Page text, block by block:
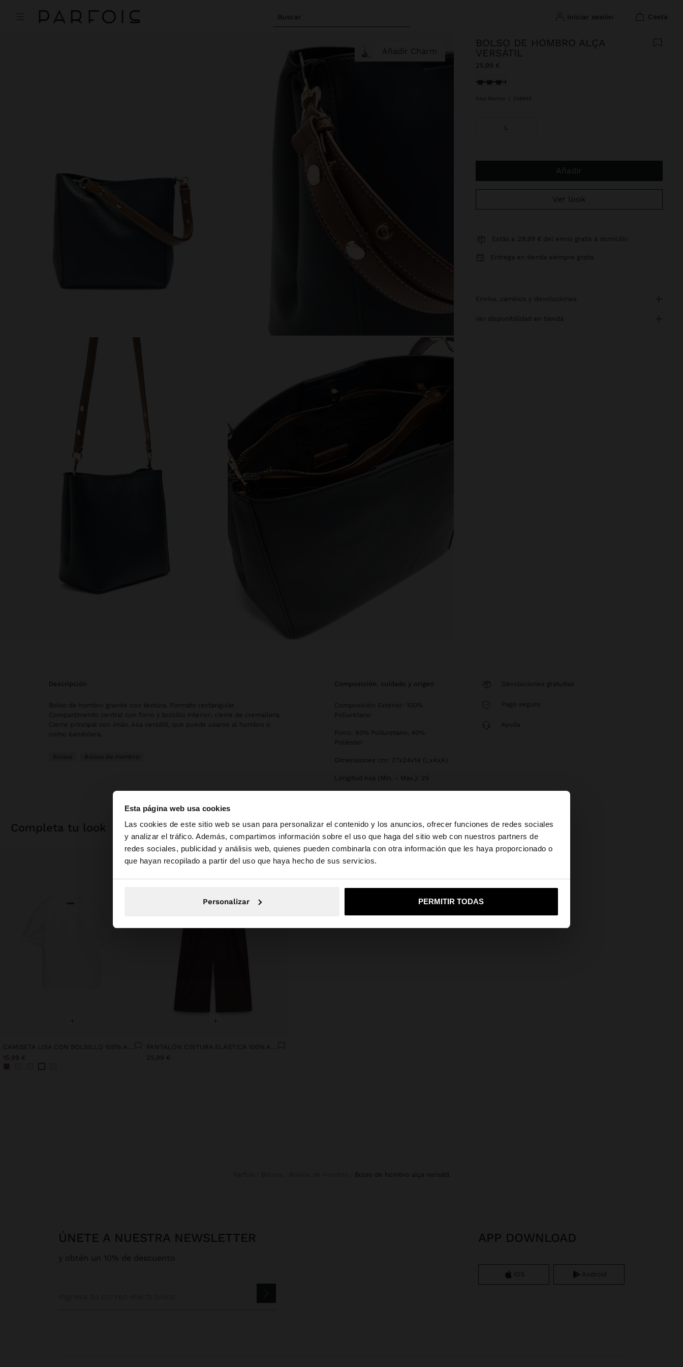
Esta página web usa cookies
Las cookies de este sitio web se usan para personalizar el contenido y los anuncios, ofrecer funciones de redes sociales
y analizar el tráfico. Además, compartimos información sobre el uso que haga del sitio web con nuestros partners de
redes sociales, publicidad y análisis web, quienes pueden combinarla con otra información que les haya proporcionado o
que hayan recopilado a partir del uso que haya hecho de sus servicios.
Personalizar PERMITIR TODAS
Buscar iniciar sesión cesta
hola ×
Estás accediendo a la web de España. ¿Quieres ir a la web de United States?
No, continuar en la web de España Sí, llévame a United States
Añadir Charm
BOLSO DE HOMBRO ALÇA
VERSÁTIL
25,99 €
Seleccionado
Azul Marino 248648
L
Añadir
Ver look
Estás a 29,99 € del envío gratis a domicilio
Entrega en tienda siempre gratis
envíos, cambios y devoluciones
ver disponibilidad en tienda
descripción
Bolso de hombro grande con textura. Formato rectangular.
Compartimento central con forro y bolsillo interior; cierre de cremallera.
Cierre principal con imán. Asa versátil, que puede usarse al hombro o
como bandolera.
Bolsos Bolsos de Hombro
composición, cuidado y origen
Composición Exterior: 100%
Poliuretano
Forro: 60% Poliuretano, 40%
Poliéster
Dimensiones cm: 27x24x14 (LxAxA)
Longitud Asa (Min. - Max.): 25
Devoluciones gratuitas
Pago seguro
Ayuda
completa tu look
+
15,99 €
+
25,99 €
bolso de hombro alça versátil
ÚNETE A NUESTRA NEWSLETTER
y obtén un 10% de descuento
APP DOWNLOAD
iOS Android